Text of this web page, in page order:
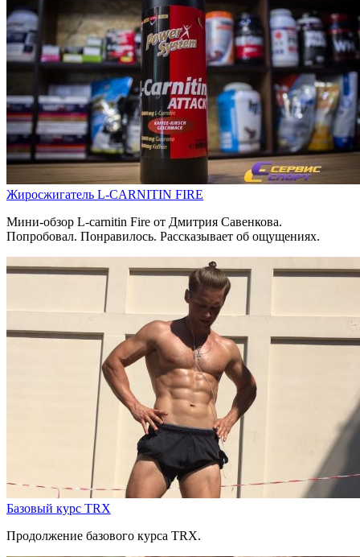
Жиросжигатель L-CARNITIN FIRE
Мини-обзор L-carnitin Fire от Дмитрия Савенкова.
Попробовал. Понравилось. Рассказывает об ощущениях.
Базовый курс TRX
Продолжение базового курса TRX.